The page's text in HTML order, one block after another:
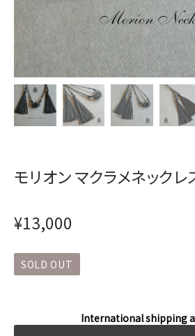
モリオン マクラメネックレ
¥13,000
SOLD OUT
International shipping